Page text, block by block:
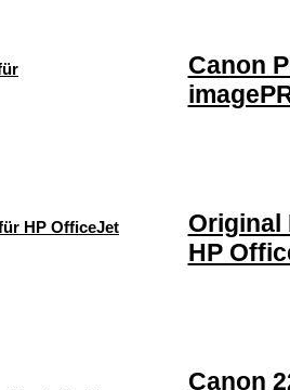
Canon
Original
HP
Canon